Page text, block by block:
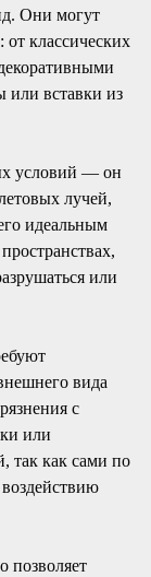
Они могут
классических
или вставки из
условий — он
лучей,
идеальным
или
вида
с
или
так как сами по
позволяет